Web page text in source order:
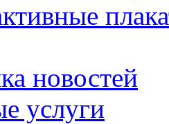
новостей
услуги